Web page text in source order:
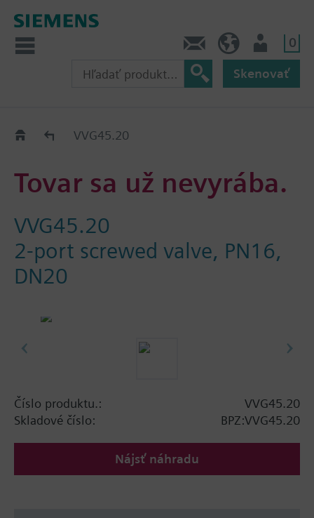
0
Skenovať
Old2NewVVG45.20
Tovar sa už nevyrába.
VVG45.20
2-port screwed valve, PN16,
DN20
Číslo produktu.:
VVG45.20
Skladové číslo:
BPZ:VVG45.20
Nájsť náhradu